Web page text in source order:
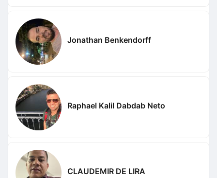
Jonathan Benkendorff
Raphael Kalil Dabdab Neto
CLAUDEMIR DE LIRA